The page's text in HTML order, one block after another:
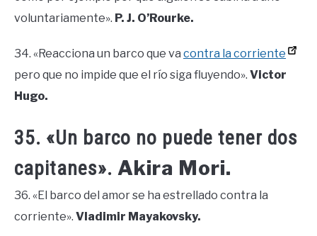
voluntariamente». P. J. O’Rourke.
34. «Reacciona un barco que va contra la corriente
pero que no impide que el río siga fluyendo». Victor
Hugo.
35. «Un barco no puede tener dos
capitanes». Akira Mori.
36. «El barco del amor se ha estrellado contra la
corriente». Vladimir Mayakovsky.